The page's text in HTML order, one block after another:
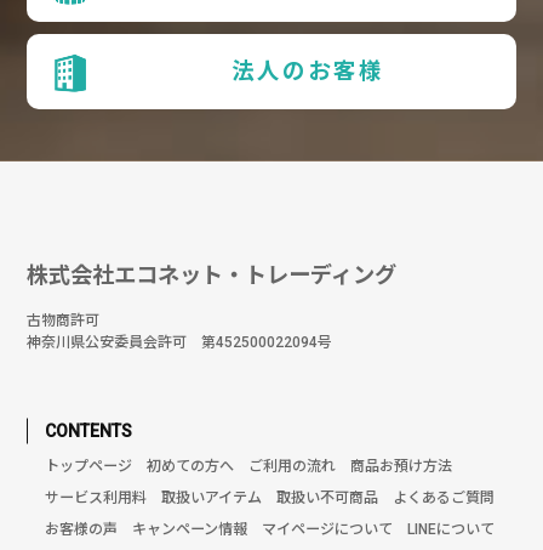
法人のお客様
株式会社エコネット・トレーディング
古物商許可
神奈川県公安委員会許可 第452500022094号
CONTENTS
トップページ 初めての方へ ご利用の流れ
商品お預け方法
サービス利用料
取扱いアイテム 取扱い不可商品
よくあるご質問
お客様の声
キャンペーン情報 マイページについて
LINEについて